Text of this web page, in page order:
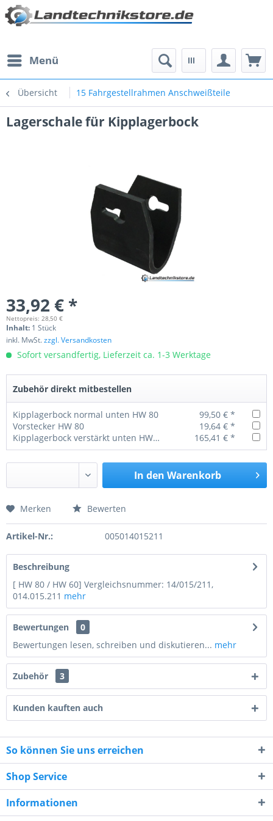
Menü
Übersicht 15 Fahrgestellrahmen Anschweißteile
Lagerschale für Kipplagerbock
33,92 € *
Nettopreis: 28,50 €
Inhalt: 1 Stück
inkl. MwSt.zzgl. Versandkosten
Sofort versandfertig, Lieferzeit ca. 1-3 Werktage
Zubehör direkt mitbestellen
Kipplagerbock normal unten HW 80
99,50 € *
Vorstecker HW 80
19,64 € *
Kipplagerbock verstärkt unten HW 80
165,41 € *
In den Warenkorb
Preis anfragen
1 * 6 = ?
Merken Bewerten
Artikel-Nr.: 005014015211
Beschreibung
[ HW 80 / HW 60] Vergleichsnummer: 14/015/211,
014.015.211 mehr
Bewertungen
0
Bewertungen lesen, schreiben und diskutieren... mehr
Zubehör 3
Kunden kauften auch
So können Sie uns erreichen
Shop Service
Informationen